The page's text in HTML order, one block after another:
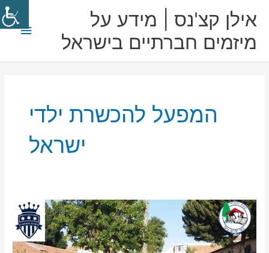
לתוכןאילן קצ'נס | מידע על
מיזמים חברתיים בישראל
ראשי
המפעל להכשרת ילדי
ישראל
הכירו
את
שיתוף
הפעולה